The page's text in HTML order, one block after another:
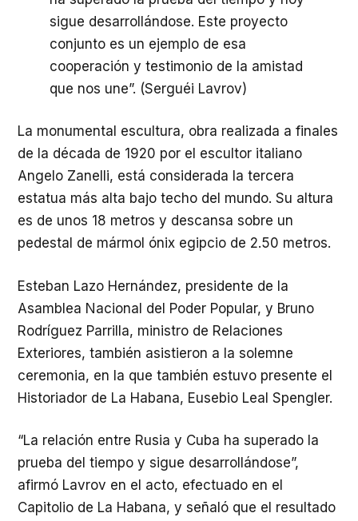
sigue desarrollándose. Este proyecto
conjunto es un ejemplo de esa
cooperación y testimonio de la amistad
que nos une”. (Serguéi Lavrov)
La monumental escultura, obra realizada a finales
de la década de 1920 por el escultor italiano
Angelo Zanelli, está considerada la tercera
estatua más alta bajo techo del mundo. Su altura
es de unos 18 metros y descansa sobre un
pedestal de mármol ónix egipcio de 2.50 metros.
Esteban Lazo Hernández, presidente de la
Asamblea Nacional del Poder Popular, y Bruno
Rodríguez Parrilla, ministro de Relaciones
Exteriores, también asistieron a la solemne
ceremonia, en la que también estuvo presente el
Historiador de La Habana, Eusebio Leal Spengler.
“La relación entre Rusia y Cuba ha superado la
prueba del tiempo y sigue desarrollándose”,
afirmó Lavrov en el acto, efectuado en el
Capitolio de La Habana, y señaló que el resultado